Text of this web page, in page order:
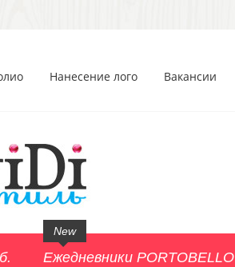
Нанесение лого Вакансии
Ежедневники PORTOBELLO
New